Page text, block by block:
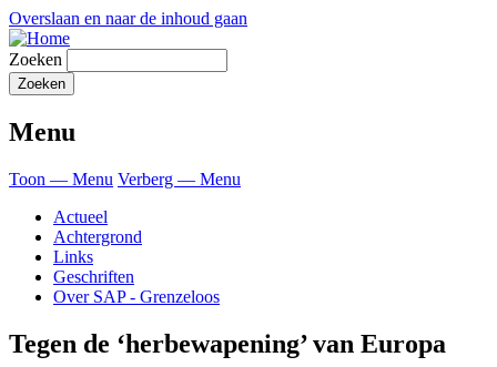
Overslaan en naar de inhoud gaan
Zoeken
Menu
Toon — Menu Verberg — Menu
Actueel
Achtergrond
Links
Geschriften
Over SAP - Grenzeloos
Tegen de ‘herbewapening’ van Europa